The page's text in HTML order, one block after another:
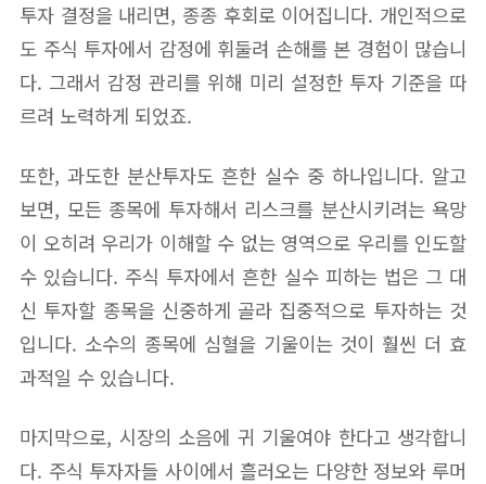
투자 결정을 내리면, 종종 후회로 이어집니다. 개인적으로
도 주식 투자에서 감정에 휘둘려 손해를 본 경험이 많습니
다. 그래서 감정 관리를 위해 미리 설정한 투자 기준을 따
르려 노력하게 되었죠.
또한, 과도한 분산투자도 흔한 실수 중 하나입니다. 알고
보면, 모든 종목에 투자해서 리스크를 분산시키려는 욕망
이 오히려 우리가 이해할 수 없는 영역으로 우리를 인도할
수 있습니다. 주식 투자에서 흔한 실수 피하는 법은 그 대
신 투자할 종목을 신중하게 골라 집중적으로 투자하는 것
입니다. 소수의 종목에 심혈을 기울이는 것이 훨씬 더 효
과적일 수 있습니다.
마지막으로, 시장의 소음에 귀 기울여야 한다고 생각합니
다. 주식 투자자들 사이에서 흘러오는 다양한 정보와 루머